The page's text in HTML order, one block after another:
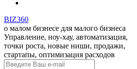
BIZ360
о малом бизнесе для малого бизнеса
Управление, ноу-хау, автоматизация,
точки роста, новые ниши, продажи,
стартапы, оптимизация расходов